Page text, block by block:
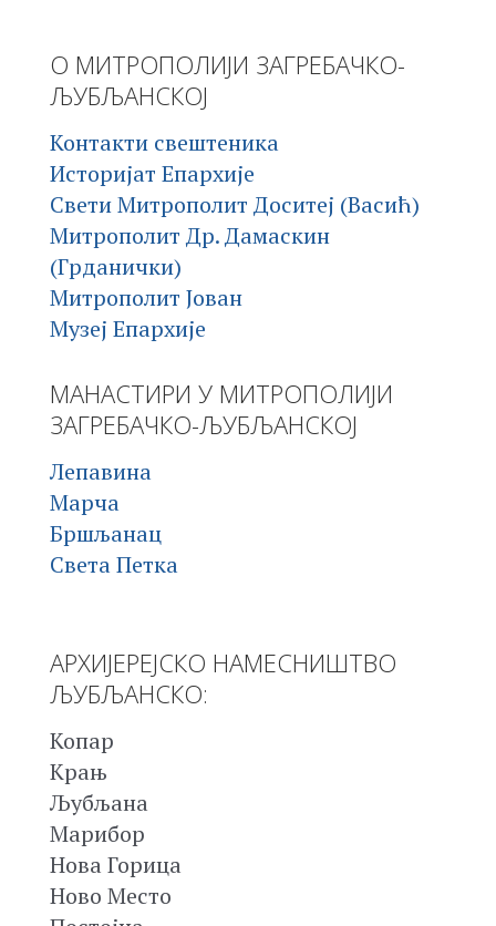
О МИТРОПОЛИЈИ ЗАГРЕБАЧКО-
ЉУБЉАНСКОЈ
Контакти свештеника
Историјат Епархије
Свети Митрополит Доситеј (Васић)
Митрополит Др. Дамаскин
(Грданички)
Митрополит Јован
Музеј Епархије
МАНАСТИРИ У МИТРОПОЛИЈИ
ЗАГРЕБАЧКО-ЉУБЉАНСКОЈ
Лепавина
Марча
Бршљанац
Света Петка
АРХИЈЕРЕЈСКО НАМЕСНИШТВО
ЉУБЉАНСКО:
Копар
Крањ
Љубљана
Марибор
Нова Горица
Ново Место